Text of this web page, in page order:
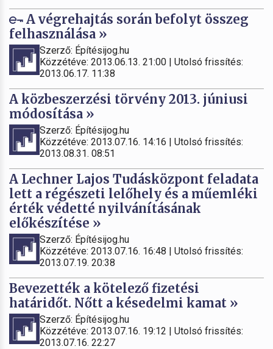
A végrehajtás során befolyt összeg
felhasználása »
Szerző: Építésijog.hu
Közzétéve: 2013.06.13. 21:00 | Utolsó frissítés:
2013.06.17. 11:38
A közbeszerzési törvény 2013. júniusi
módosítása »
Szerző: Építésijog.hu
Közzétéve: 2013.07.16. 14:16 | Utolsó frissítés:
2013.08.31. 08:51
A Lechner Lajos Tudásközpont feladata
lett a régészeti lelőhely és a műemléki
érték védetté nyilvánításának
előkészítése »
Szerző: Építésijog.hu
Közzétéve: 2013.07.16. 16:48 | Utolsó frissítés:
2013.07.19. 20:38
Bevezették a kötelező fizetési
határidőt. Nőtt a késedelmi kamat »
Szerző: Építésijog.hu
Közzétéve: 2013.07.16. 19:12 | Utolsó frissítés:
2013.07.16. 22:27